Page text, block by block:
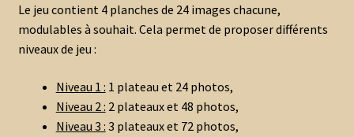
Le jeu contient 4 planches de 24 images chacune,
modulables à souhait. Cela permet de proposer différents
niveaux de jeu :
Niveau 1 : 1 plateau et 24 photos,
Niveau 2 : 2 plateaux et 48 photos,
Niveau 3 : 3 plateaux et 72 photos,